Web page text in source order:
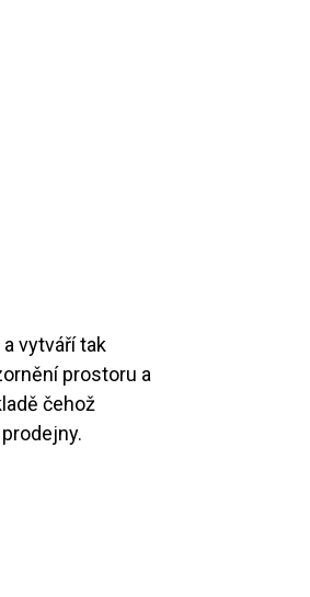
vytváří tak
prostoru a
čehož